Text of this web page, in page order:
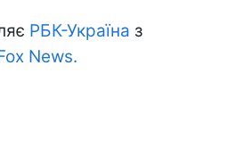
РБК-Україна з
News.